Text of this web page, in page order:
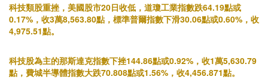
科技類股重挫，美國股市20日收低，道瓊工業指數跌64.19點或
0.17%，收3萬8,563.80點，標準普爾指數下滑30.06點或0.60%，收
4,975.51點。
科技股為主的那斯達克指數下挫144.86點或0.92%，收1萬5,630.79
點，費城半導體指數大跌70.808點或1.56%，收4,456.871點。